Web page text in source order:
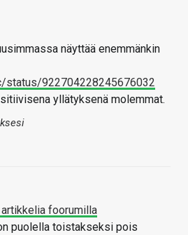
näyttää enemmänkin
922704228245676032
yllätyksenä molemmat.
foorumilla
puolella toistakseksi pois